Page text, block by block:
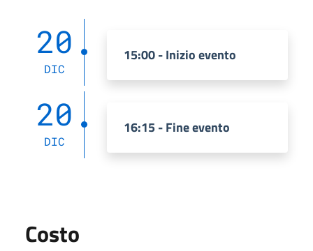
20
DIC
15:00 - Inizio evento
20
DIC
16:15 - Fine evento
Costo